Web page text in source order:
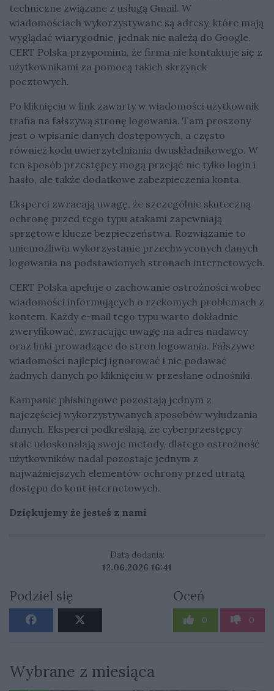
techniczne związane z usługą Gmail. W
wiadomościach wykorzystywane są adresy, które mają
wyglądać wiarygodnie, jednak nie należą do Google.
CERT Polska przypomina, że firma nie kontaktuje się z
użytkownikami za pomocą takich skrzynek
pocztowych.
Po kliknięciu w link zawarty w wiadomości użytkownik
trafia na fałszywą stronę logowania. Tam proszony
jest o wpisanie danych dostępowych, a często
również kodu uwierzytelniania dwuskładnikowego. W
ten sposób przestępcy mogą przejąć nie tylko login i
hasło, ale także dodatkowe zabezpieczenia konta.
Eksperci zwracają uwagę, że szczególnie skuteczną
ochronę przed tego typu atakami zapewniają
sprzętowe klucze bezpieczeństwa. Rozwiązanie to
uniemożliwia wykorzystanie przechwyconych danych
logowania na podstawionych stronach internetowych.
CERT Polska apeluje o zachowanie ostrożności wobec
wiadomości informujących o rzekomych problemach z
kontem. Każdy e-mail tego typu warto dokładnie
zweryfikować, zwracając uwagę na adres nadawcy
oraz linki prowadzące do stron logowania. Fałszywe
wiadomości najlepiej ignorować i nie podawać
żadnych danych po kliknięciu w przesłane odnośniki.
Kampanie phishingowe pozostają jednym z
najczęściej wykorzystywanych sposobów wyłudzania
danych. Eksperci podkreślają, że cyberprzestępcy
stale udoskonalają swoje metody, dlatego ostrożność
użytkowników nadal pozostaje jednym z
najważniejszych elementów ochrony przed utratą
dostępu do kont internetowych.
Dziękujemy że jesteś z nami
Data dodania:
12.06.2026 16:41
Podziel się Oceń
0 0
Wybrane z miesiąca